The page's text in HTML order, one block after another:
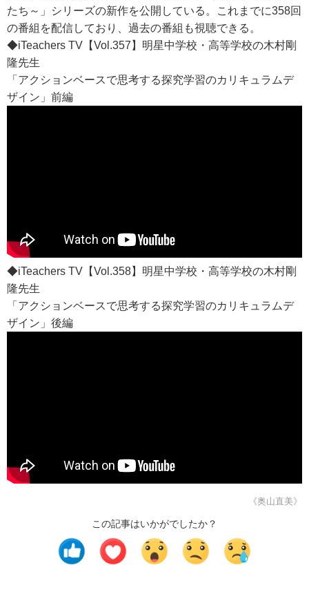
たち～」シリーズの新作を公開している。これまでに358回
の番組を配信しており、過去の番組も視聴できる。
◆iTeachers TV【Vol.357】明星中学校・高等学校の木村剛
隆先生
「アクションベースで思考する探究学習のカリキュラムデ
ザイン」前編
◆iTeachers TV【Vol.358】明星中学校・高等学校の木村剛
隆先生
「アクションベースで思考する探究学習のカリキュラムデ
ザイン」後編
《奥山直美》
この記事はいかがでしたか？